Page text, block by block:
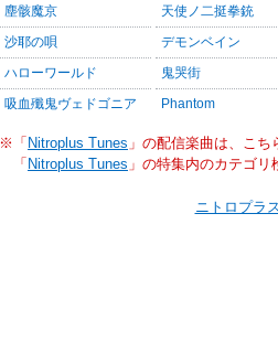
塵骸魔京 天使ノ二挺拳銃
沙耶の唄 デモンベイン
ハローワールド 鬼哭街
吸血殲鬼ヴェドゴニア Phantom
※「 Nitroplus Tunes 」の配信楽曲は、こ
「 Nitroplus Tunes 」の特集内のカテゴ
ニトロプラ